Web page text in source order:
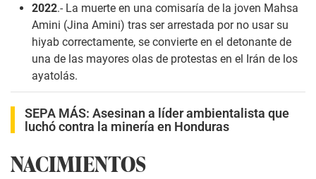
2022.- La muerte en una comisaría de la joven Mahsa
Amini (Jina Amini) tras ser arrestada por no usar su
hiyab correctamente, se convierte en el detonante de
una de las mayores olas de protestas en el Irán de los
ayatolás.
SEPA MÁS: Asesinan a líder ambientalista que
luchó contra la minería en Honduras
NACIMIENTOS